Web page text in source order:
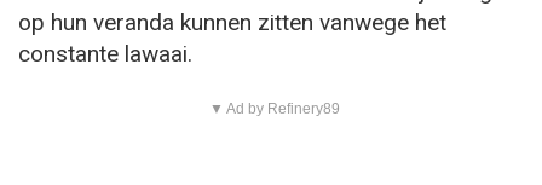
op hun veranda kunnen zitten vanwege het
constante lawaai.
▼ Ad by Refinery89